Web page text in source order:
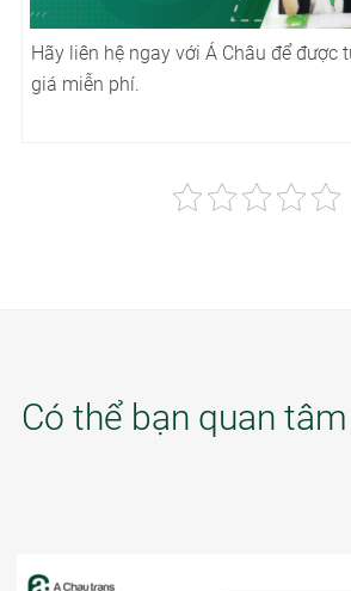
Hãy liên hệ ngay với Á Châu để được
giá miễn phí.
Có thể bạn quan tâm